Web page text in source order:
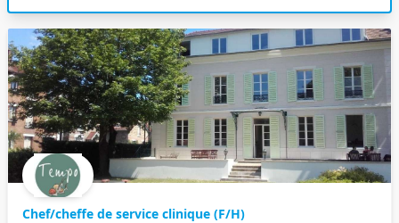
Chef/cheffe de service clinique (F/H)